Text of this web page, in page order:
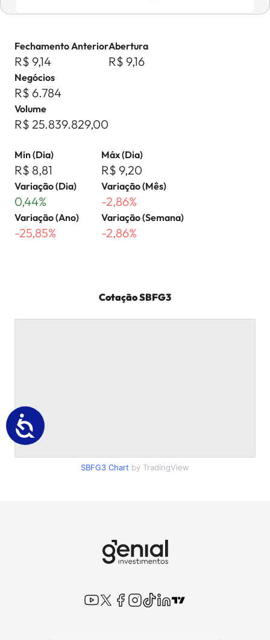
Fechamento Anterior
R$ 9,14
Abertura
R$ 9,16
Negócios
R$ 6.784
Volume
R$ 25.839.829,00
Min (Dia)
R$ 8,81
Máx (Dia)
R$ 9,20
Variação (Dia)
0,44%
Variação (Mês)
-2,86%
Variação (Ano)
-25,85%
Variação (Semana)
-2,86%
CotaçãoSBFG3
SBFG3 Chart by TradingView